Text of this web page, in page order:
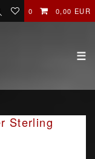
0 0,00 EUR
☰